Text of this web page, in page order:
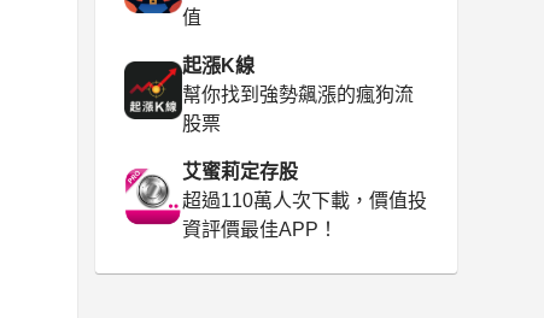
值
起漲K線
幫你找到強勢飆漲的瘋狗流
股票
艾蜜莉定存股
超過110萬人次下載，價值投
資評價最佳APP！